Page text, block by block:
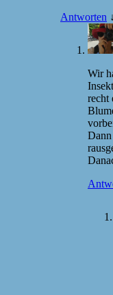
Antworten ↓
Wir
recht
Dann